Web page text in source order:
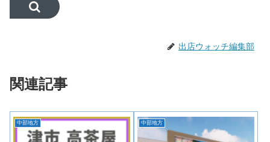
出店ウォッチ編集部
関連記事
中部地方 中部地方